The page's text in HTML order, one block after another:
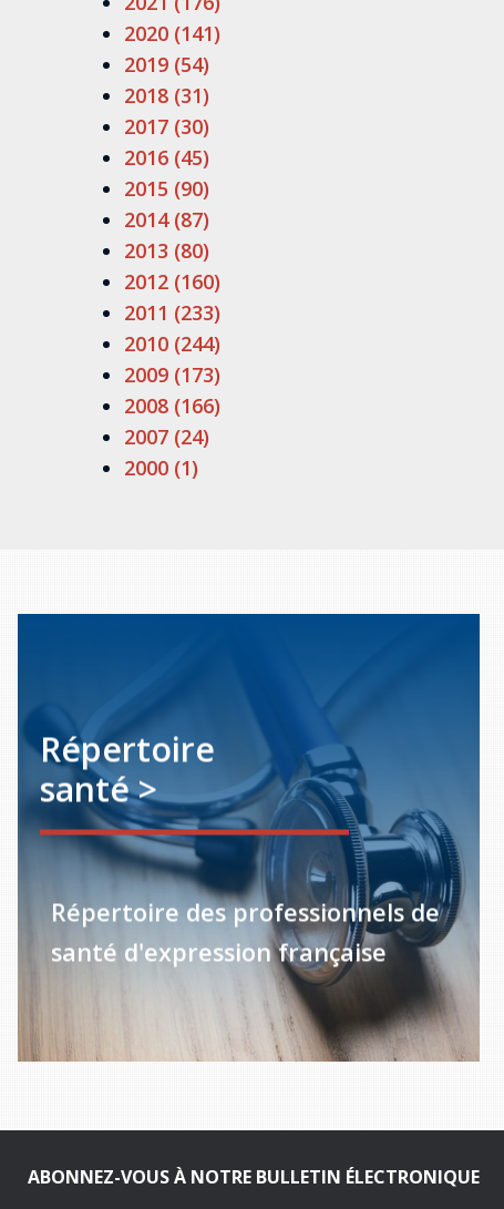
2020 (141)
2019 (54)
2018 (31)
2017 (30)
2016 (45)
2015 (90)
2014 (87)
2013 (80)
2012 (160)
2011 (233)
2010 (244)
2009 (173)
2008 (166)
2007 (24)
2000 (1)
Répertoire
santé >
Répertoire des professionnels de
santé d'expression française
ABONNEZ-VOUS À NOTRE BULLETIN ÉLECTRONIQUE